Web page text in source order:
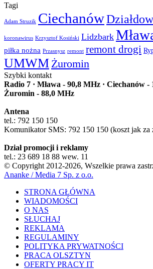
Tagi
Adam Struzik Ciechanów
koronawirus Krzysztof Kosiński Lidzbark
piłka nożna Przasnysz remont remont drogi
UMWM Żuromin
Szybki kontakt
Radio 7 · Mława - 90,8 MHz · Ciechanów -
Żuromin - 88,0 MHz
Antena
tel.: 792 150 150
Komunikator SMS: 792 150 150 (koszt jak za
Dział promocji i reklamy
tel.: 23 689 18 88 wew. 11
© Copyright 2012-2026, Wszelkie prawa
Ananke / Media 7 Sp. z o.o.
STRONA GŁÓWNA
WIADOMOŚCI
O NAS
SŁUCHAJ
REKLAMA
REGULAMINY
POLITYKA PRYWATNOŚCI
PRACA OLSZTYN
OFERTY PRACY IT